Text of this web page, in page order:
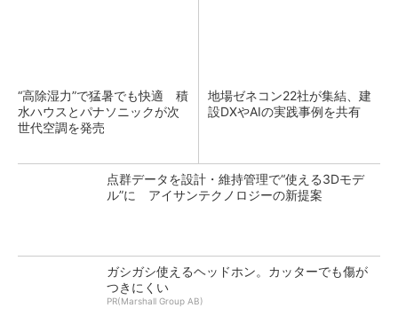
“高除湿力”で猛暑でも快適 積
水ハウスとパナソニックが次
世代空調を発売
地場ゼネコン22社が集結、建
設DXやAIの実践事例を共有
点群データを設計・維持管理で“使える3Dモデ
ル”に アイサンテクノロジーの新提案
ガシガシ使えるヘッドホン。カッターでも傷が
つきにくい
PR(Marshall Group AB)